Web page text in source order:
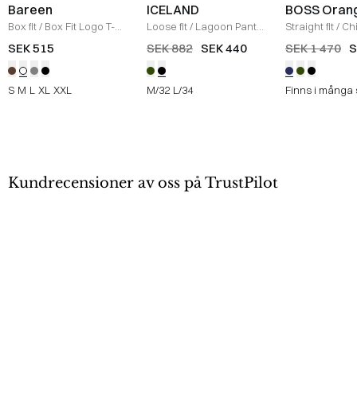
Bareen
Box fit/ Box Fit Logo T-
shirt /WHITE
SEK 515
S M L XL XXL
ICELAND
Loose fit/ Lagoon Pants
/ BLACK
SEK 882 SEK 440
M/32 L/34
BOSS
Straight fit/
Straight
NAVY
SEK 1 470
Finns i
Kundrecensioner av oss på TrustPilot